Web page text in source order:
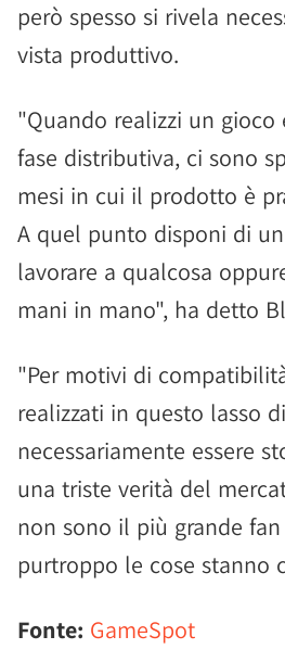
però spesso si rivela
vista produttivo.
"Quando realizzi un gioco
fase distributiva, ci sono
mesi in cui il prodotto è
A quel punto disponi di
lavorare a qualcosa
mani in mano", ha detto
"Per motivi di
realizzati in questo lasso
necessariamente essere
una triste verità del
non sono il più grande
purtroppo le cose stanno
Fonte: GameSpot